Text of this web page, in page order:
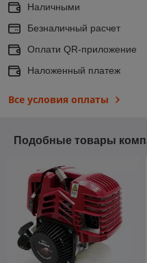
Наличными
Безналичный расчет
Оплати QR-приложение
Наложенный платеж
Все условия оплаты
Подобные товары